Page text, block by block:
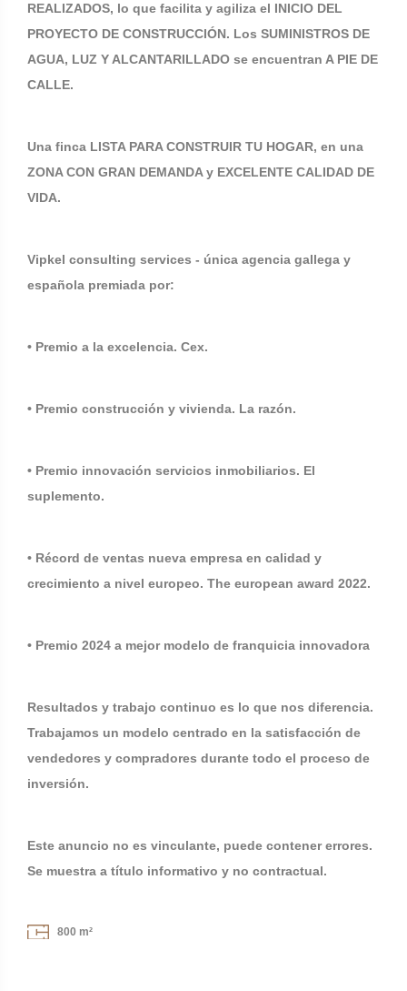
REALIZADOS, lo que facilita y agiliza el INICIO DEL
PROYECTO DE CONSTRUCCIÓN. Los SUMINISTROS DE
AGUA, LUZ Y ALCANTARILLADO se encuentran A PIE DE
CALLE.
Una finca LISTA PARA CONSTRUIR TU HOGAR, en una
ZONA CON GRAN DEMANDA y EXCELENTE CALIDAD DE
VIDA.
Vipkel consulting services - única agencia gallega y
española premiada por:
• Premio a la excelencia. Cex.
• Premio construcción y vivienda. La razón.
• Premio innovación servicios inmobiliarios. El
suplemento.
• Récord de ventas nueva empresa en calidad y
crecimiento a nivel europeo. The european award 2022.
• Premio 2024 a mejor modelo de franquicia innovadora
Resultados y trabajo continuo es lo que nos diferencia.
Trabajamos un modelo centrado en la satisfacción de
vendedores y compradores durante todo el proceso de
inversión.
Este anuncio no es vinculante, puede contener errores.
Se muestra a título informativo y no contractual.
800 m²